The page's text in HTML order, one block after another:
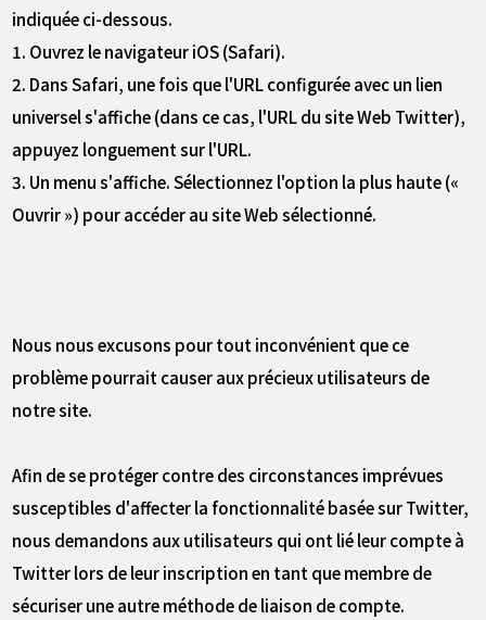
indiquée ci-dessous.
1. Ouvrez le navigateur iOS (Safari).
2. Dans Safari, une fois que l'URL configurée avec un lien
universel s'affiche (dans ce cas, l'URL du site Web Twitter),
appuyez longuement sur l'URL.
3. Un menu s'affiche. Sélectionnez l'option la plus haute («
Ouvrir ») pour accéder au site Web sélectionné.
Nous nous excusons pour tout inconvénient que ce
problème pourrait causer aux précieux utilisateurs de
notre site.
Afin de se protéger contre des circonstances imprévues
susceptibles d'affecter la fonctionnalité basée sur Twitter,
nous demandons aux utilisateurs qui ont lié leur compte à
Twitter lors de leur inscription en tant que membre de
sécuriser une autre méthode de liaison de compte.